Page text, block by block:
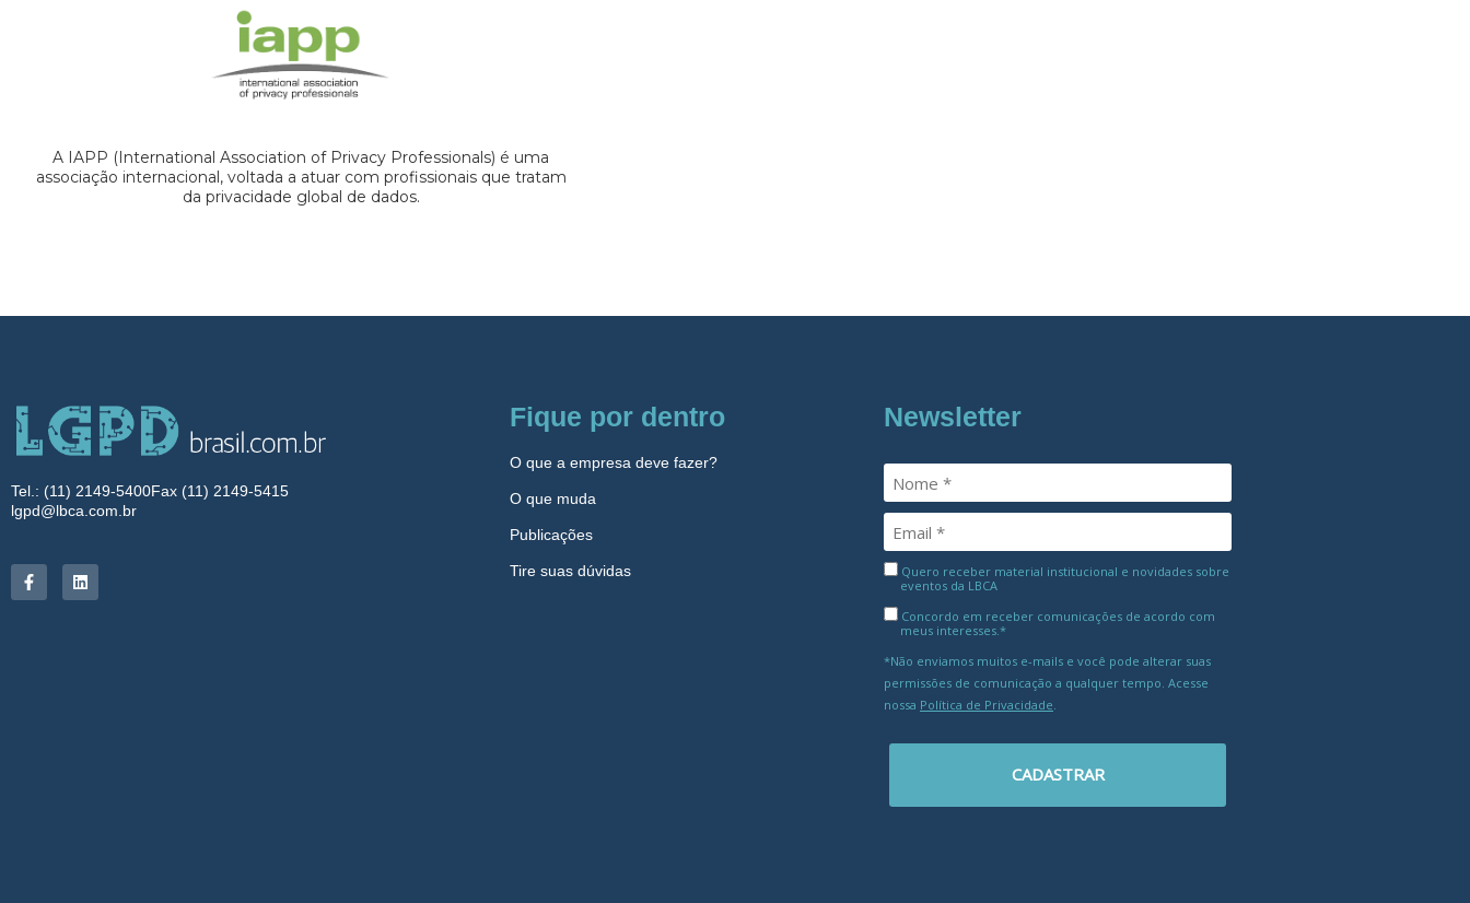
A IAPP (International Association of Privacy Professionals) é uma
associação internacional, voltada a atuar com profissionais que tratam
da privacidade global de dados.
Tel.: (11) 2149-5400Fax (11) 2149-5415
lgpd@lbca.com.br
Fique por dentro
O que a empresa deve fazer?
O que muda
Publicações
Tire suas dúvidas
Newsletter
Quero receber material institucional e novidades sobre
eventos da LBCA
Concordo em receber comunicações de acordo com
meus interesses.*
*Não enviamos muitos e-mails e você pode alterar suas
permissões de comunicação a qualquer tempo. Acesse
nossa Política de Privacidade
CADASTRAR